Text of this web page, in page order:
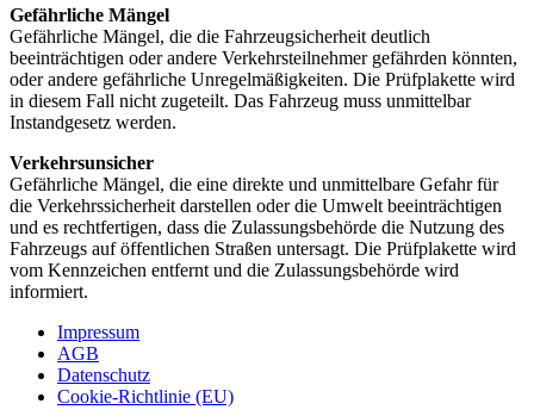
Gefährliche Mängel
Gefährliche Mängel, die die Fahrzeugsicherheit deutlich
beeinträchtigen oder andere Verkehrsteilnehmer gefährden könnten,
oder andere gefährliche Unregelmäßigkeiten. Die Prüfplakette wird
in diesem Fall nicht zugeteilt. Das Fahrzeug muss unmittelbar
Instandgesetz werden.
Verkehrsunsicher
Gefährliche Mängel, die eine direkte und unmittelbare Gefahr für
die Verkehrssicherheit darstellen oder die Umwelt beeinträchtigen
und es rechtfertigen, dass die Zulassungsbehörde die Nutzung des
Fahrzeugs auf öffentlichen Straßen untersagt. Die Prüfplakette wird
vom Kennzeichen entfernt und die Zulassungsbehörde wird
informiert.
Impressum
AGB
Datenschutz
Cookie-Richtlinie (EU)